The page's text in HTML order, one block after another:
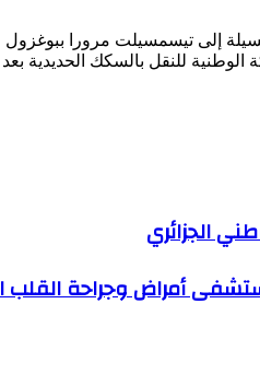
ببوغزول على مسافة 290كلم، وبسرعة يصل مداها إلى
للنقل بالسكك الحديدية
الجزائري
أمراض وجراحة القلب